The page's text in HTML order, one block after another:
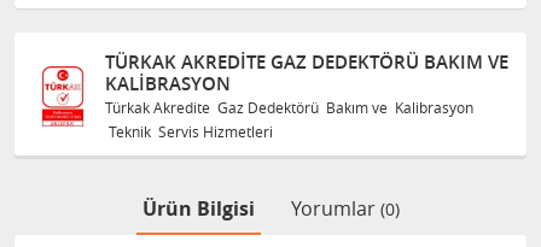
TÜRKAK AKREDITE GAZ DEDEKTÖRÜ BAKIM VE
KALIBRASYON
Türkak Akredite Gaz Dedektörü Bakım ve Kalibrasyon
Teknik Servis Hizmetleri
Ürün Bilgisi Yorumlar (0)